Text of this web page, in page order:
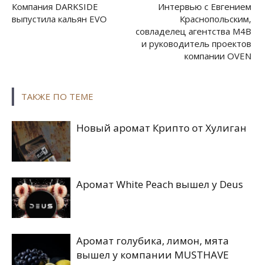
Компания DARKSIDE
выпустила кальян EVO
Интервью с Евгением
Краснопольским,
совладелец агентства M4B
и руководитель проектов
компании OVEN
ТАКЖЕ ПО ТЕМЕ
Новый аромат Крипто от Хулиган
Аромат White Peach вышел у Deus
Аромат голубика, лимон, мята
вышел у компании MUSTHAVE